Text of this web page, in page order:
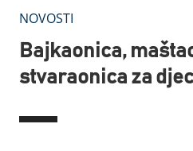
NOVOSTI
Bajkaonica,
stvaraonica za